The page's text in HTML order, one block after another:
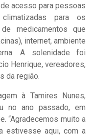
acesso para pessoas
para os
medicamentos que
internet, ambiente
A solenidade foi
Henrique, vereadores,
da região.
à Tamires Nunes,
no ano passado, em
“Agradecemos muito a
estivesse aqui, com a